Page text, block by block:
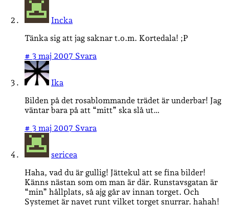
Incka
Tänka sig att jag saknar t.o.m. Kortedala! ;P
# 3 maj 2007 Svara
Ika
Bilden på det rosablommande trädet är underbar! Jag
väntar bara på att “mitt” ska slå ut…
# 3 maj 2007 Svara
sericea
Haha, vad du är gullig! Jättekul att se fina bilder!
Känns nästan som om man är där. Runstavsgatan är
“min” hållplats, så ajg går av innan torget. Och
Systemet är navet runt vilket torget snurrar. hahah!